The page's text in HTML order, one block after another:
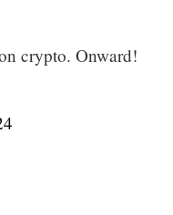
crypto. Onward!